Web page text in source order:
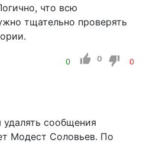
что всю
тщательно проверять
0 0 0
сообщения
Модест Соловьев. По